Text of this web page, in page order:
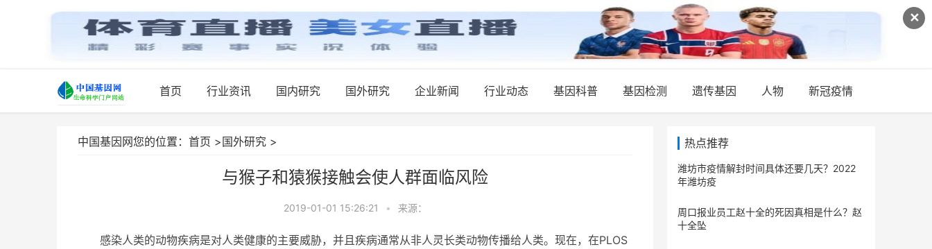
✕
首页 行业资讯 国内研究 国外研究 企业新闻 行业动态 基因科普 基因检测 遗传基因 人物 新冠疫情
中国基因网您的位置： 首页 > 国外研究 >
与猴子和猿猴接触会使人群面临风险
2019-01-01 15:26:21 • 来源：
感染人类的​​动物疾病是对人类健康的主要威胁，并且疾病通常从非人灵长类动物传播给人类。现在，在PLOS
热点推荐
潍坊市疫情解封时间具体还要几天？2022
年潍坊疫
周口报业员工赵十全的死因真相是什么？赵
十全坠